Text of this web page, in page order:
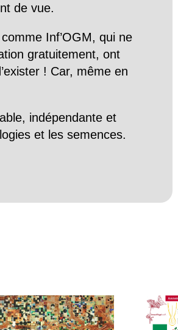
de vue.
comme Inf’OGM, qui ne
gratuitement, ont
! Car, même en
indépendante et
et les semences.